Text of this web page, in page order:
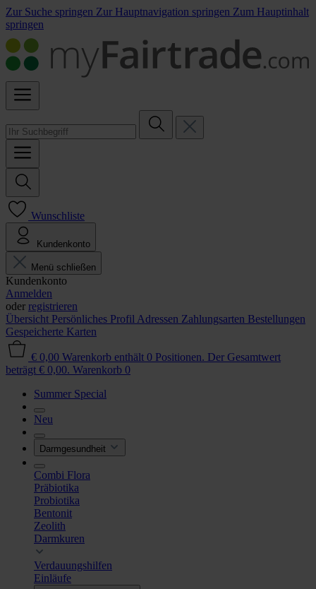
Zur Suche springen Zur Hauptnavigation springen Zum Hauptinhalt
springen
Wunschliste
Kundenkonto
Menü schließen
Kundenkonto
Anmelden
oder registrieren
Übersicht Persönliches Profil Adressen Zahlungsarten Bestellungen
Gespeicherte Karten
€ 0,00 Warenkorb enthält 0 Positionen. Der Gesamtwert
beträgt € 0,00. Warenkorb 0
Summer Special
Neu
Darmgesundheit
Combi Flora
Präbiotika
Probiotika
Bentonit
Zeolith
Darmkuren
Verdauungshilfen
Einläufe